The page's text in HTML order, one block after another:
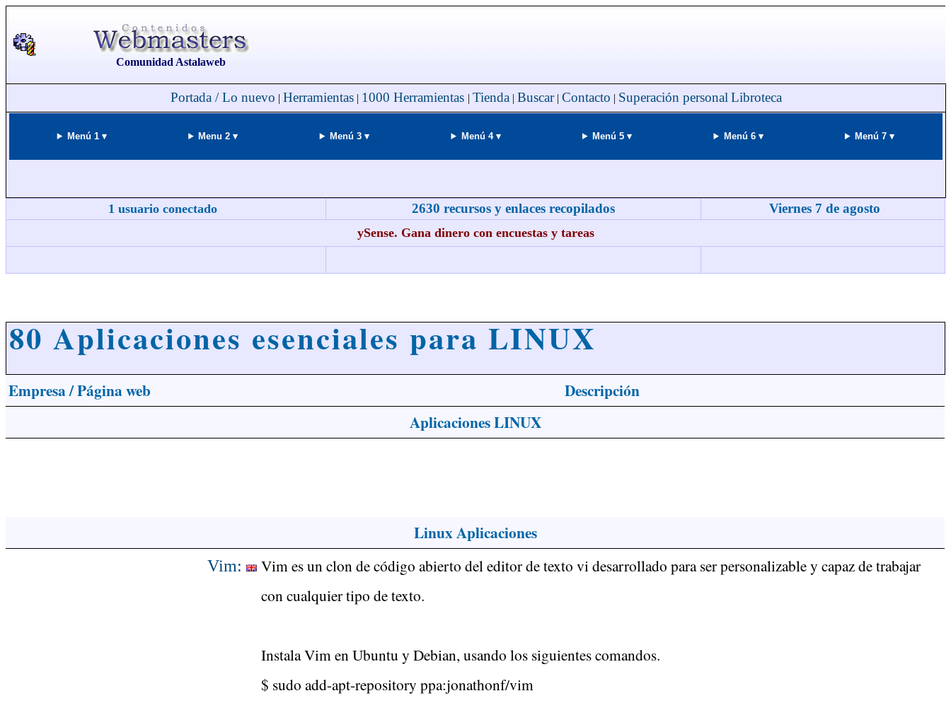
Comunidad Astalaweb
Portada / Lo nuevo | Herramientas| 1000 Herramientas | Tienda | Buscar| Contacto | Superación personal Libroteca
Menú 1 ▾ Menu 2 ▾ Menú 3 ▾ Menú 4 ▾ Menú 5 ▾ Menú 6 ▾ Menú 7 ▾
1 usuario conectado 2630 recursos y enlaces recopilados Viernes 7 de agosto
ySense. Gana dinero con encuestas y tareas
80 Aplicaciones esenciales para LINUX
Empresa / Página web
Descripción
Aplicaciones LINUX
Linux Aplicaciones
Vim:
Vim es un clon de código abierto del editor de texto vi desarrollado para ser personalizable y capaz de trabajar
con cualquier tipo de texto.
Instala Vim en Ubuntu y Debian, usando los siguientes comandos.
$ sudo add-apt-repository ppa:jonathonf/vim